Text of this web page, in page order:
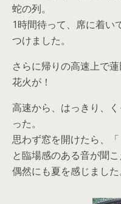
蛇の列。
1時間待って、席に着い
つけました。
さらに帰りの高速上で
花火が！
高速から、はっきり、
った。
思わず窓を開けたら、
と臨場感のある音が聞こ
偶然にも夏を感じました